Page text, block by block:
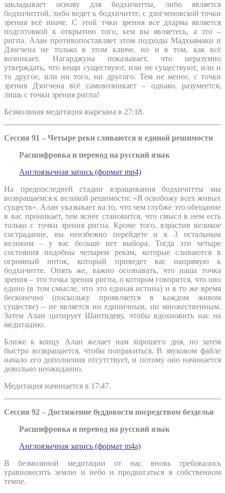
закладывает основу для бодхичитты, либо является
бодхичиттой, либо ведет к бодхичитте, с дзогченовской точки
зрения всё иначе. С этой тчки зрения все дхарма является
подготовкой к открытию того, кем вы являетесь, а это –
ригпа. Алан противопоставляет этом подходы Мадхьямаки и
Дзогчена не только в этом ключе, но и в том, как всё
возникает. Нагарджуна показывает, что неразумно
утверждать, что вещи существуют, или не существуют, или и
то другое, или ни того, ни другого. Тем не менее, с точки
зрения Дзогчена всё самовозникает – однако, разумеется,
лишь с точки зрения ригпа!
Безмолвная медитация вырезана в 27:18.
Сессия 91 – Четыре реки сливаются в единой решимости
Расшифровка и перевод на русский язык
Англоязычная запись (формат mp4)
На предпоследней стадии взращивания бодхичитты мы
возвращаемся к великой решимости: «Я освобожу всех живых
существ». Алан указывает на то, что чем глубже это обещание
в вас проникает, тем яснее становится, что смысл в нем есть
только с точки зрения ригпа. Кроме того, взрастив великое
сострадание, вы неизбежно перейдете и к 3 остальным
великим – у вас больше нет выбора. Тогда эти четыре
состояния подобны четырем рекам, которые сливаются в
огромный поток, который приведет вас напрямую к
бодхичитте. Опять же, важно осознавать, что наша точка
зрения – это точка зрения ригпа, о котором говорится, что оно
едино (в том смысле, что это единая истина) и в то же время
бесконечно (поскольку проявляется в каждом живом
существе) – не является ни единичным, ни множественным.
Затем Алан цитирует Шантидеву, чтобы вдохновить нас на
медитацию.
Ближе к концу Алан желает нам хорошего дня, но затем
быстро возвращается, чтобы поправиться. В звуковом файле
начало его дополнения отсутствует, и потому оно начинается
довольно неожиданно.
Медитация начинается в 17:47.
Сессия 92 – Достижение буддовости посредством безделья
Расшифровка и перевод на русский язык
Англоязычная запись (формат m4a)
В безмолвной медитации от нас вновь требовалось
уравновесить землю и небо и продвигаться в собственном
темпе.